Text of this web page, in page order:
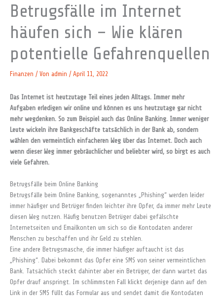
Betrugsfälle im Internet
häufen sich – Wie klären
potentielle Gefahrenquellen
Finanzen / Von admin / April 11, 2022
Das Internet ist heutzutage Teil eines jeden Alltags. Immer mehr
Aufgaben erledigen wir online und können es uns heutzutage gar nicht
mehr wegdenken. So zum Beispiel auch das Online Banking. Immer weniger
Leute wickeln ihre Bankgeschäfte tatsächlich in der Bank ab, sondern
wählen den vermeintlich einfacheren Weg über das Internet. Doch auch
wenn dieser Weg immer gebräuchlicher und beliebter wird, so birgt es auch
viele Gefahren.
Betrugsfälle beim Online Banking
Betrugsfälle beim Online Banking, sogenanntes „Phishing“ werden leider
immer häufiger und Betrüger finden leichter ihre Opfer, da immer mehr Leute
diesen Weg nutzen. Häufig benutzen Betrüger dabei gefälschte
Internetseiten und Emailkonten um sich so die Kontodaten anderer
Menschen zu beschaffen und ihr Geld zu stehlen.
Eine andere Betrugsmasche, die immer häufiger auftaucht ist das
„Phishing“. Dabei bekommt das Opfer eine SMS von seiner vermeintlichen
Bank. Tatsächlich steckt dahinter aber ein Betrüger, der dann wartet das
Opfer drauf anspringt. Im schlimmsten Fall klickt derjenige dann auf den
Link in der SMS füllt das Formular aus und sendet damit die Kontodaten